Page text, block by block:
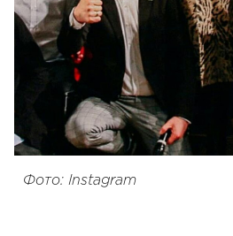
Фото: Instagram